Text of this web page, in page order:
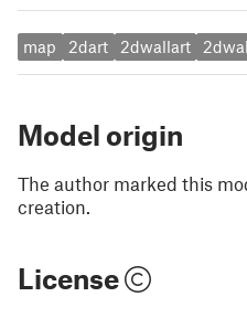
map 2dart 2dwallart
Model origin
The author marked this
creation.
License